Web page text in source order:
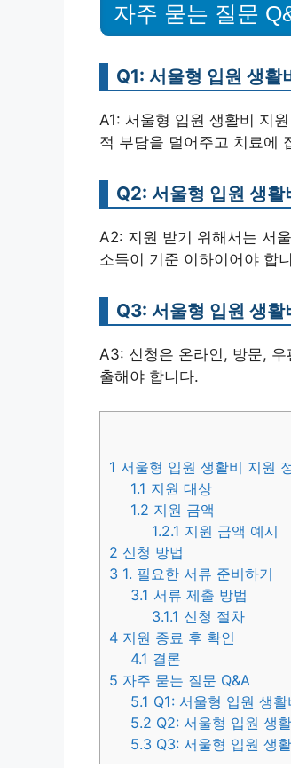
자주 묻는 질문
Q1: 서울형 입원 생활
A1: 서울형 입원 생활비 지
적 부담을 덜어주고 치료에
Q2: 서울형 입원 생
A2: 지원 받기 위해서는 서
소득이 기준 이하이어야 합
Q3: 서울형 입원 생
A3: 신청은 온라인, 방문,
출해야 합니다.
1 서울형 입원 생활비 지원
1.1 지원 대상
1.2 지원 금액
1.2.1 지원 금액 예시
2 신청 방법
3 1. 필요한 서류 준비하기
3.1 서류 제출 방법
3.1.1 신청 절차
4 지원 종료 후 확인
4.1 결론
5 자주 묻는 질문 Q&A
5.1 Q1: 서울형 입원 생
5.2 Q2: 서울형 입원 생
5.3 Q3: 서울형 입원 생